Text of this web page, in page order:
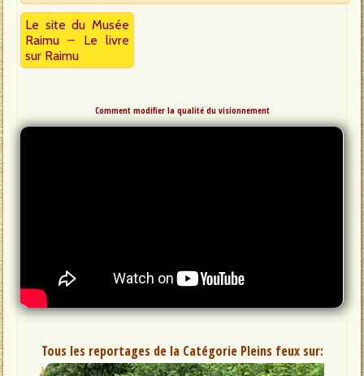
Le site du Musée
Raimu – Le livre
sur Raimu
Comment modifier la qualité du visionnement
Tous les reportages de la Catégorie Pleins feux sur: